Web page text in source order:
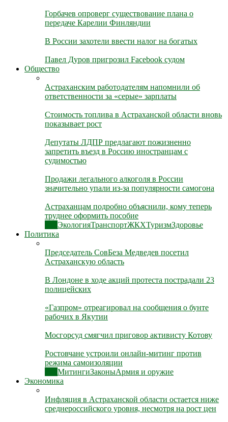
Горбачев опроверг существование плана о
передаче Карелии Финляндии
В России захотели ввести налог на богатых
Павел Дуров пригрозил Facebook судом
Общество
Астраханским работодателям напомнили об
ответственности за «серые» зарплаты
Стоимость топлива в Астраханской области вновь
показывает рост
Депутаты ЛДПР предлагают пожизненно
запретить въезд в Россию иностранцам с
судимостью
Продажи легального алкоголя в России
значительно упали из-за популярности самогона
Астраханцам подробно объяснили, кому теперь
труднее оформить пособие
ЭкологияТранспортЖКХТуризмЗдоровье
Политика
Председатель СовБеза Медведев посетил
Астраханскую область
В Лондоне в ходе акций протеста пострадали 23
полицейских
«Газпром» отреагировал на сообщения о бунте
рабочих в Якутии
Мосгорсуд смягчил приговор активисту Котову
Ростовчане устроили онлайн-митинг против
режима самоизоляции
МитингиЗаконыАрмия и оружие
Экономика
Инфляция в Астраханской области остается ниже
среднероссийского уровня, несмотря на рост цен